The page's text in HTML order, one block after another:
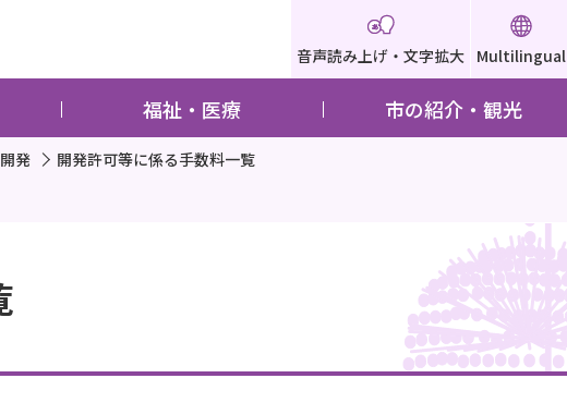
音声読み上げ・文字拡大 Multilingual
福祉・医療 市の紹介・観光
発 開発許可等に係る手数料一覧